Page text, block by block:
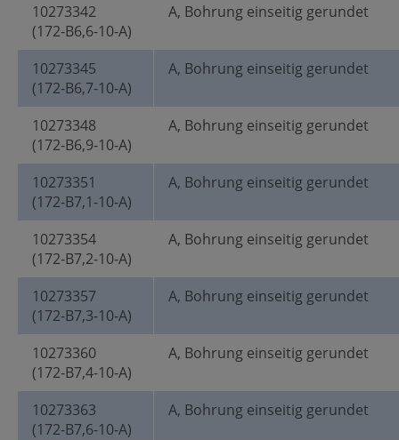
10273342
(172-B6,6-10-A)
A, Bohrung einseitig gerundet
10273345
(172-B6,7-10-A)
A, Bohrung einseitig gerundet
10273348
(172-B6,9-10-A)
A, Bohrung einseitig gerundet
10273351
(172-B7,1-10-A)
A, Bohrung einseitig gerundet
10273354
(172-B7,2-10-A)
A, Bohrung einseitig gerundet
10273357
(172-B7,3-10-A)
A, Bohrung einseitig gerundet
10273360
(172-B7,4-10-A)
A, Bohrung einseitig gerundet
10273363
(172-B7,6-10-A)
A, Bohrung einseitig gerundet